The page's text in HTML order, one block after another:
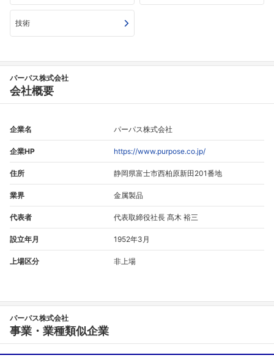
技術
パーパス株式会社
会社概要
企業名 パーパス株式会社
企業HP https://www.purpose.co.jp/
住所 静岡県富士市西柏原新田201番地
業界 金属製品
代表者 代表取締役社長 髙木 裕三
設立年月 1952年3月
上場区分 非上場
パーパス株式会社
事業・業種類似企業